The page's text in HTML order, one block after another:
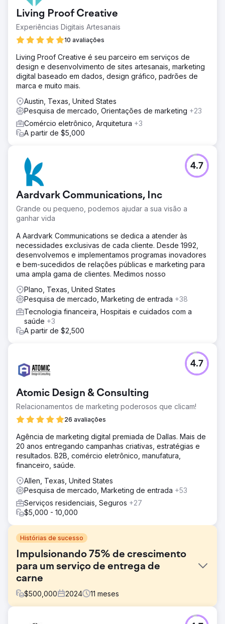
Living Proof Creative
Experiências Digitais Artesanais
10 avaliações
Living Proof Creative é seu parceiro em serviços de
design e desenvolvimento de sites artesanais, marketing
digital baseado em dados, design gráfico, padrões de
marca e muito mais.
Austin, Texas, United States
Pesquisa de mercado, Orientações de marketing +23
Comércio eletrônico, Arquitetura +3
A partir de $5,000
Aardvark Communications, Inc
Grande ou pequeno, podemos ajudar a sua visão a
ganhar vida
4.7
A Aardvark Communications se dedica a atender às
necessidades exclusivas de cada cliente. Desde 1992,
desenvolvemos e implementamos programas inovadores
e bem-sucedidos de relações públicas e marketing para
uma ampla gama de clientes. Medimos nosso
Plano, Texas, United States
Pesquisa de mercado, Marketing de entrada +38
Tecnologia financeira, Hospitais e cuidados com a
saúde +3
A partir de $2,500
Atomic Design & Consulting
Relacionamentos de marketing poderosos que clicam!
26 avaliações
4.7
Agência de marketing digital premiada de Dallas. Mais de
20 anos entregando campanhas criativas, estratégias e
resultados. B2B, comércio eletrônico, manufatura,
financeiro, saúde.
Allen, Texas, United States
Pesquisa de mercado, Marketing de entrada +53
Serviços residenciais, Seguros +27
$5,000 - 10,000
Histórias de sucesso
Impulsionando 75% de crescimento
para um serviço de entrega de
carne
$500,000 2024 11 meses